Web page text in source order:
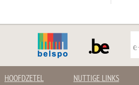
HOOFDZETEL NUTTIGE LINKS